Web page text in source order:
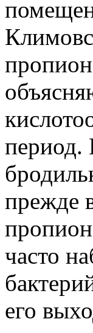
период.
прежде
часто
его